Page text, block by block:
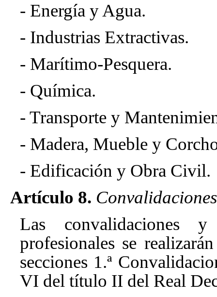
- Energía y Agua.
- Industrias Extractivas.
- Marítimo-Pesquera.
- Química.
- Transporte y
- Madera, Mueble y
- Edificación y Obra Civil.
Artículo 8.
Las convalidaciones
profesionales se
secciones 1.ª
VI del título II del Real